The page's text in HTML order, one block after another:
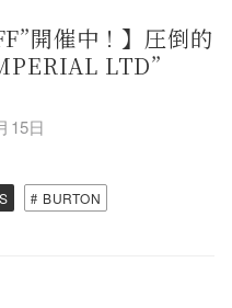
開催中！】圧倒的
LTD”
15日
BURTON